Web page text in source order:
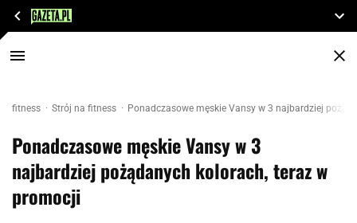
fitness Strój na fitness Ponadczasowe męskie Vansy w 3 najbardziej
Ponadczasowe męskie Vansy w 3
najbardziej pożądanych kolorach, teraz w
promocji